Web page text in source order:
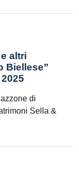
altri
Biellese”
di
Sella &